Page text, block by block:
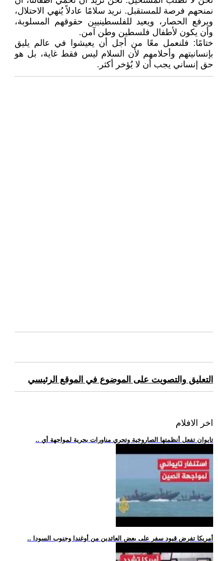
نمنحهم فرصة للمستقبل. نريد سلامًا عادلاً يُنهي الاحتلال،
ويرفع الحصار، ويعيد للفلسطينيين حقوقهم المسلوبة،
وأن يكون لأطفال فلسطين وطن آمن.
ختامًا: فلنعمل معًا من أجل أن يعيشوا في عالم يليق
بإنسانيتهم وأحلامهم لأن السلام ليس فقط غاية، بل هو
حق إنساني يجب أن لا يُؤخر أكثر.
التعليق والتصويت على الموضوع في الموقع الرئيسي
اخر الافلام
.. تايوان تفعل أنظمتها الصاروخية وتجري مناورات بحرية لمواجهة أي
.. أمريكا تفرض قيود سفر على بعض العائدين من أوغندا وجنوب السودا